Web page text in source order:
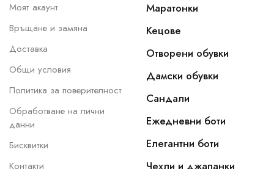
Моят акаунт
Връщане и замяна
Доставка
Общи условия
Политика за поверителност
Обработване на лични
данни
Бисквитки
Контакти
Маратонки
Кецове
Отворени обувки
Дамски обувки
Сандали
Ежедневни боти
Елегантни боти
Чехли и джапанки